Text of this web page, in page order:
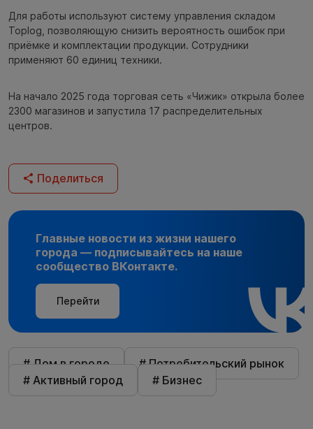
Для работы используют систему управления складом
Toplog, позволяющую снизить вероятность ошибок при
приёмке и комплектации продукции. Сотрудники
применяют 60 единиц техники.
На начало 2025 года торговая сеть «Чижик» открыла более
2300 магазинов и запустила 17 распределительных
центров.
Поделиться
Главные новости из жизни нашего
города — подписывайтесь на наше
сообщество ВКонтакте.
Перейти
# Дом в городе
# Потребительский рынок
# Активный город
# Бизнес